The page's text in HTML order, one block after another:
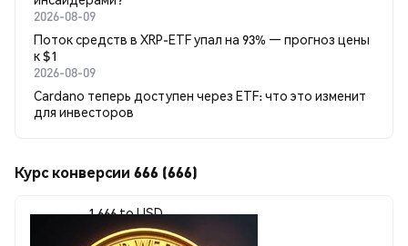
2026-08-09
Поток средств в XRP-ETF упал на 93% — прогноз цены
к $1
2026-08-09
Cardano теперь доступен через ETF: что это изменит
для инвесторов
Курс конверсии 666 (666)
1 666 to USD